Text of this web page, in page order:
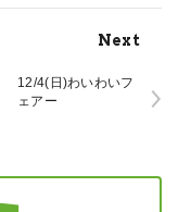
12/4(日)わいわいフ
ェアー
Next